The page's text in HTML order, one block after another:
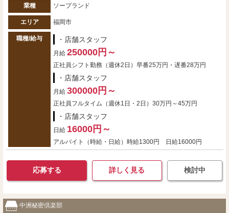
業種 ソープランド
エリア 福岡市
職種/給与 ・店舗スタッフ
月給 250000円～
正社員シフト勤務（週休2日）早番25万円・遅番28万円
・店舗スタッフ
月給 300000円～
正社員フルタイム（週休1日・2日）30万円～45万円
・店舗スタッフ
日給 16000円～
アルバイト（時給・日給）時給1300円 日給16000円
応募する 詳しく見る 検討中
中洲秘密倶楽部